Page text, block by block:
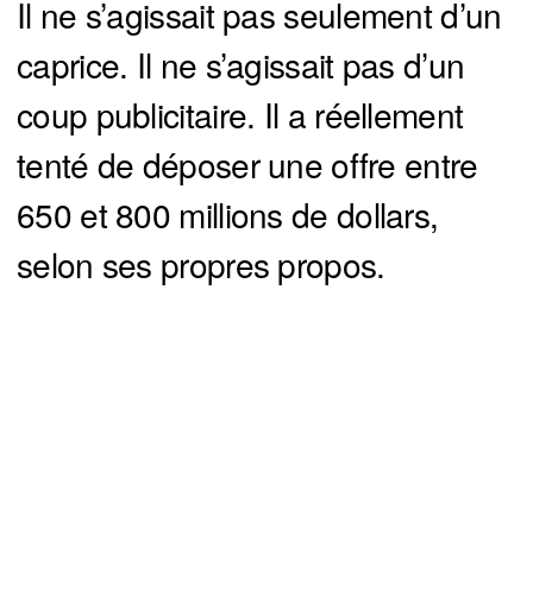
Il ne s’agissait pas seulement d’un
caprice. Il ne s’agissait pas d’un
coup publicitaire. Il a réellement
tenté de déposer une offre entre
650 et 800 millions de dollars,
selon ses propres propos.